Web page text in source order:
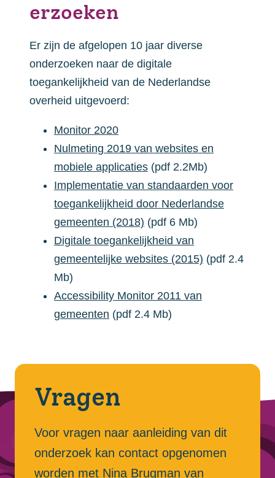
erzoeken
Er zijn de afgelopen 10 jaar diverse
onderzoeken naar de digitale
toegankelijkheid van de Nederlandse
overheid uitgevoerd:
Monitor 2020
Nulmeting 2019 van websites en
mobiele applicaties (pdf 2.2Mb)
Implementatie van standaarden voor
toegankelijkheid door Nederlandse
gemeenten (2018) (pdf 6 Mb)
Digitale toegankelijkheid van
gemeentelijke websites (2015) (pdf 2.4
Mb)
Accessibility Monitor 2011 van
gemeenten (pdf 2.4 Mb)
Vragen
Voor vragen naar aanleiding van dit
onderzoek kan contact opgenomen
worden met Nina Brugman van